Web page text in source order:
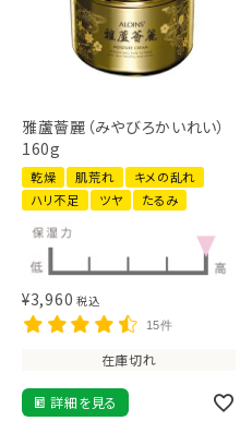
雅蘆薈麗（みやびろかいれい）
160g
乾燥 肌荒れ
キメの乱れ
ハリ不足
ツヤ たるみ
¥3,960 税込
15件
在庫切れ
詳細を見る